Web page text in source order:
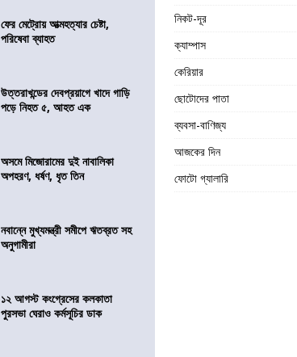
ফের মেট্রোয় আত্মহত্যার চেষ্টা,
পরিষেবা ব্যাহত
উত্তরাখন্ডের দেবপ্রয়াগে খাদে গাড়ি
পড়ে নিহত ৫, আহত এক
অসমে মিজোরামের দুই নাবালিকা
অপহরণ, ধর্ষণ, ধৃত তিন
নবান্নে মুখ্যমন্ত্রী সমীপে ঋতব্রত সহ
অনুগামীরা
১২ আগস্ট কংগ্রেসের কলকাতা
পুরসভা ঘেরাও কর্মসূচির ডাক
নিকট-দূর
ক্যাম্পাস
কেরিয়ার
ছোটোদের পাতা
ব্যবসা-বাণিজ্য
আজকের দিন
ফোটো গ্যালারি